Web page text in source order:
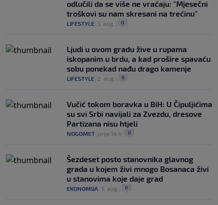
odlučili da se više ne vraćaju: "Mjesečni
troškovi su nam skresani na trećinu"
LIFESTYLE 5. aug. 0
Ljudi u ovom gradu žive u rupama
iskopanim u brdu, a kad prošire spavaću
sobu ponekad nađu drago kamenje
LIFESTYLE 2. aug. 0
Vučić tokom boravka u BiH: U Čipuljićima
su svi Srbi navijali za Zvezdu, dresove
Partizana nisu htjeli
NOGOMET prije 14 h 0
Šezdeset posto stanovnika glavnog
grada u kojem živi mnogo Bosanaca živi
u stanovima koje daje grad
EKONOMIJA 5. aug. 0